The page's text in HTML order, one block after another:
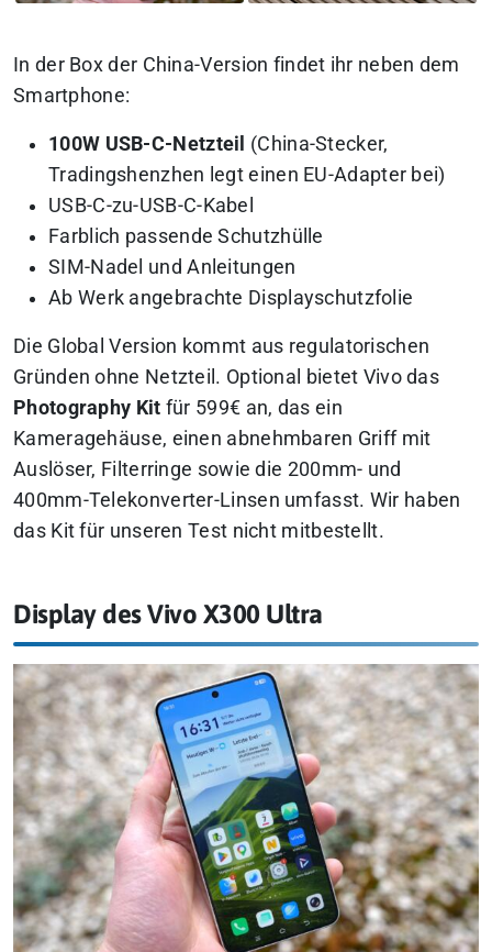
In der Box der China-Version findet ihr neben dem
Smartphone:
100W USB-C-Netzteil (China-Stecker,
Tradingshenzhen legt einen EU-Adapter bei)
USB-C-zu-USB-C-Kabel
Farblich passende Schutzhülle
SIM-Nadel und Anleitungen
Ab Werk angebrachte Displayschutzfolie
Die Global Version kommt aus regulatorischen
Gründen ohne Netzteil. Optional bietet Vivo das
Photography Kit für 599€ an, das ein
Kameragehäuse, einen abnehmbaren Griff mit
Auslöser, Filterringe sowie die 200mm- und
400mm-Telekonverter-Linsen umfasst. Wir haben
das Kit für unseren Test nicht mitbestellt.
Display des Vivo X300 Ultra